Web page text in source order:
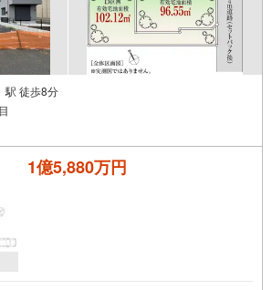
駅 徒歩8分
1億5,880万円